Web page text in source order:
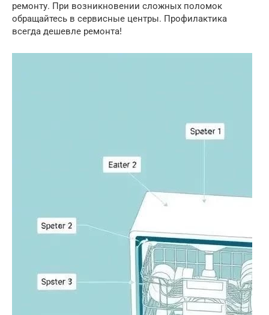
ремонту. При возникновении сложных поломок
обращайтесь в сервисные центры. Профилактика
всегда дешевле ремонта!